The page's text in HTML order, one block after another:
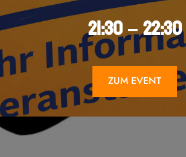
21:30 – 22:30
ZUM EVENT